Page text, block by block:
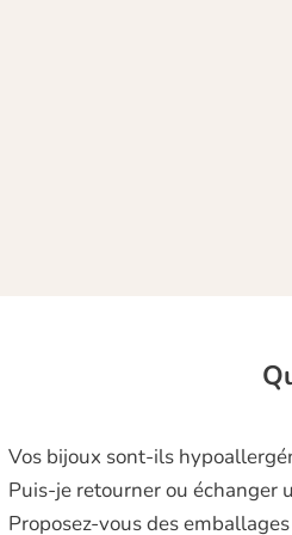
Vos bijoux sont‑ils
Puis‑je retourner ou échanger
Proposez-vous des